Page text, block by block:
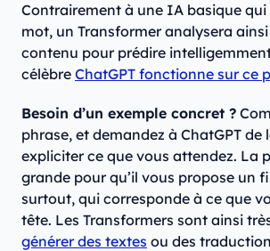
Contrairement à une IA basique
mot, un Transformer analysera ainsi
contenu pour prédire
célèbre ChatGPT fonctionne sur ce
Besoin d’un exemple concret ?
phrase, et demandez à ChatGPT de
expliciter ce que vous attendez. La
grande pour qu’il vous propose un
surtout, qui corresponde à ce que
tête. Les Transformers sont ainsi
générer des textes ou des